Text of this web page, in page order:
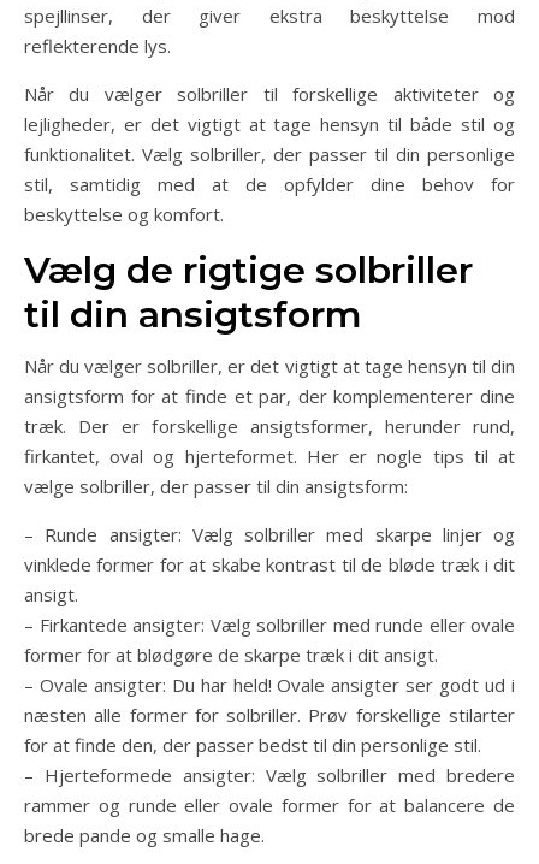
spejllinser, der giver ekstra beskyttelse mod
reflekterende lys.
Når du vælger solbriller til forskellige aktiviteter og
lejligheder, er det vigtigt at tage hensyn til både stil og
funktionalitet. Vælg solbriller, der passer til din personlige
stil, samtidig med at de opfylder dine behov for
beskyttelse og komfort.
Vælg de rigtige solbriller
til din ansigtsform
Når du vælger solbriller, er det vigtigt at tage hensyn til din
ansigtsform for at finde et par, der komplementerer dine
træk. Der er forskellige ansigtsformer, herunder rund,
firkantet, oval og hjerteformet. Her er nogle tips til at
vælge solbriller, der passer til din ansigtsform:
– Runde ansigter: Vælg solbriller med skarpe linjer og
vinklede former for at skabe kontrast til de bløde træk i dit
ansigt.
– Firkantede ansigter: Vælg solbriller med runde eller ovale
former for at blødgøre de skarpe træk i dit ansigt.
– Ovale ansigter: Du har held! Ovale ansigter ser godt ud i
næsten alle former for solbriller. Prøv forskellige stilarter
for at finde den, der passer bedst til din personlige stil.
– Hjerteformede ansigter: Vælg solbriller med bredere
rammer og runde eller ovale former for at balancere de
brede pande og smalle hage.